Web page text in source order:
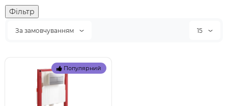
Фільтр
За замовчуванням 15
Популярний